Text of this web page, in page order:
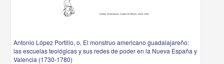
Antonio López Portillo, o, El monstruo americano guadalajareño:
las escuelas teológicas y sus redes de poder en la Nueva España y
Valencia (1730-1780)